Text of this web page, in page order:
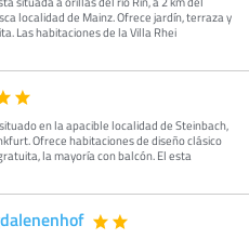
localidad de Mainz. Ofrece jardín, terraza y
Las habitaciones de la Villa Rhei
en la apacible localidad de Steinbach,
Ofrece habitaciones de diseño clásico
la mayoría con balcón. El esta